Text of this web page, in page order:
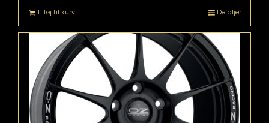
Tilføj til kurv Detaljer